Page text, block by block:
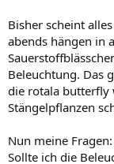
Bisher scheint
abends hängen in
Beleuchtung. Das
die rotala butterfly
Stängelpflanzen
Nun meine Fragen:
Sollte ich die